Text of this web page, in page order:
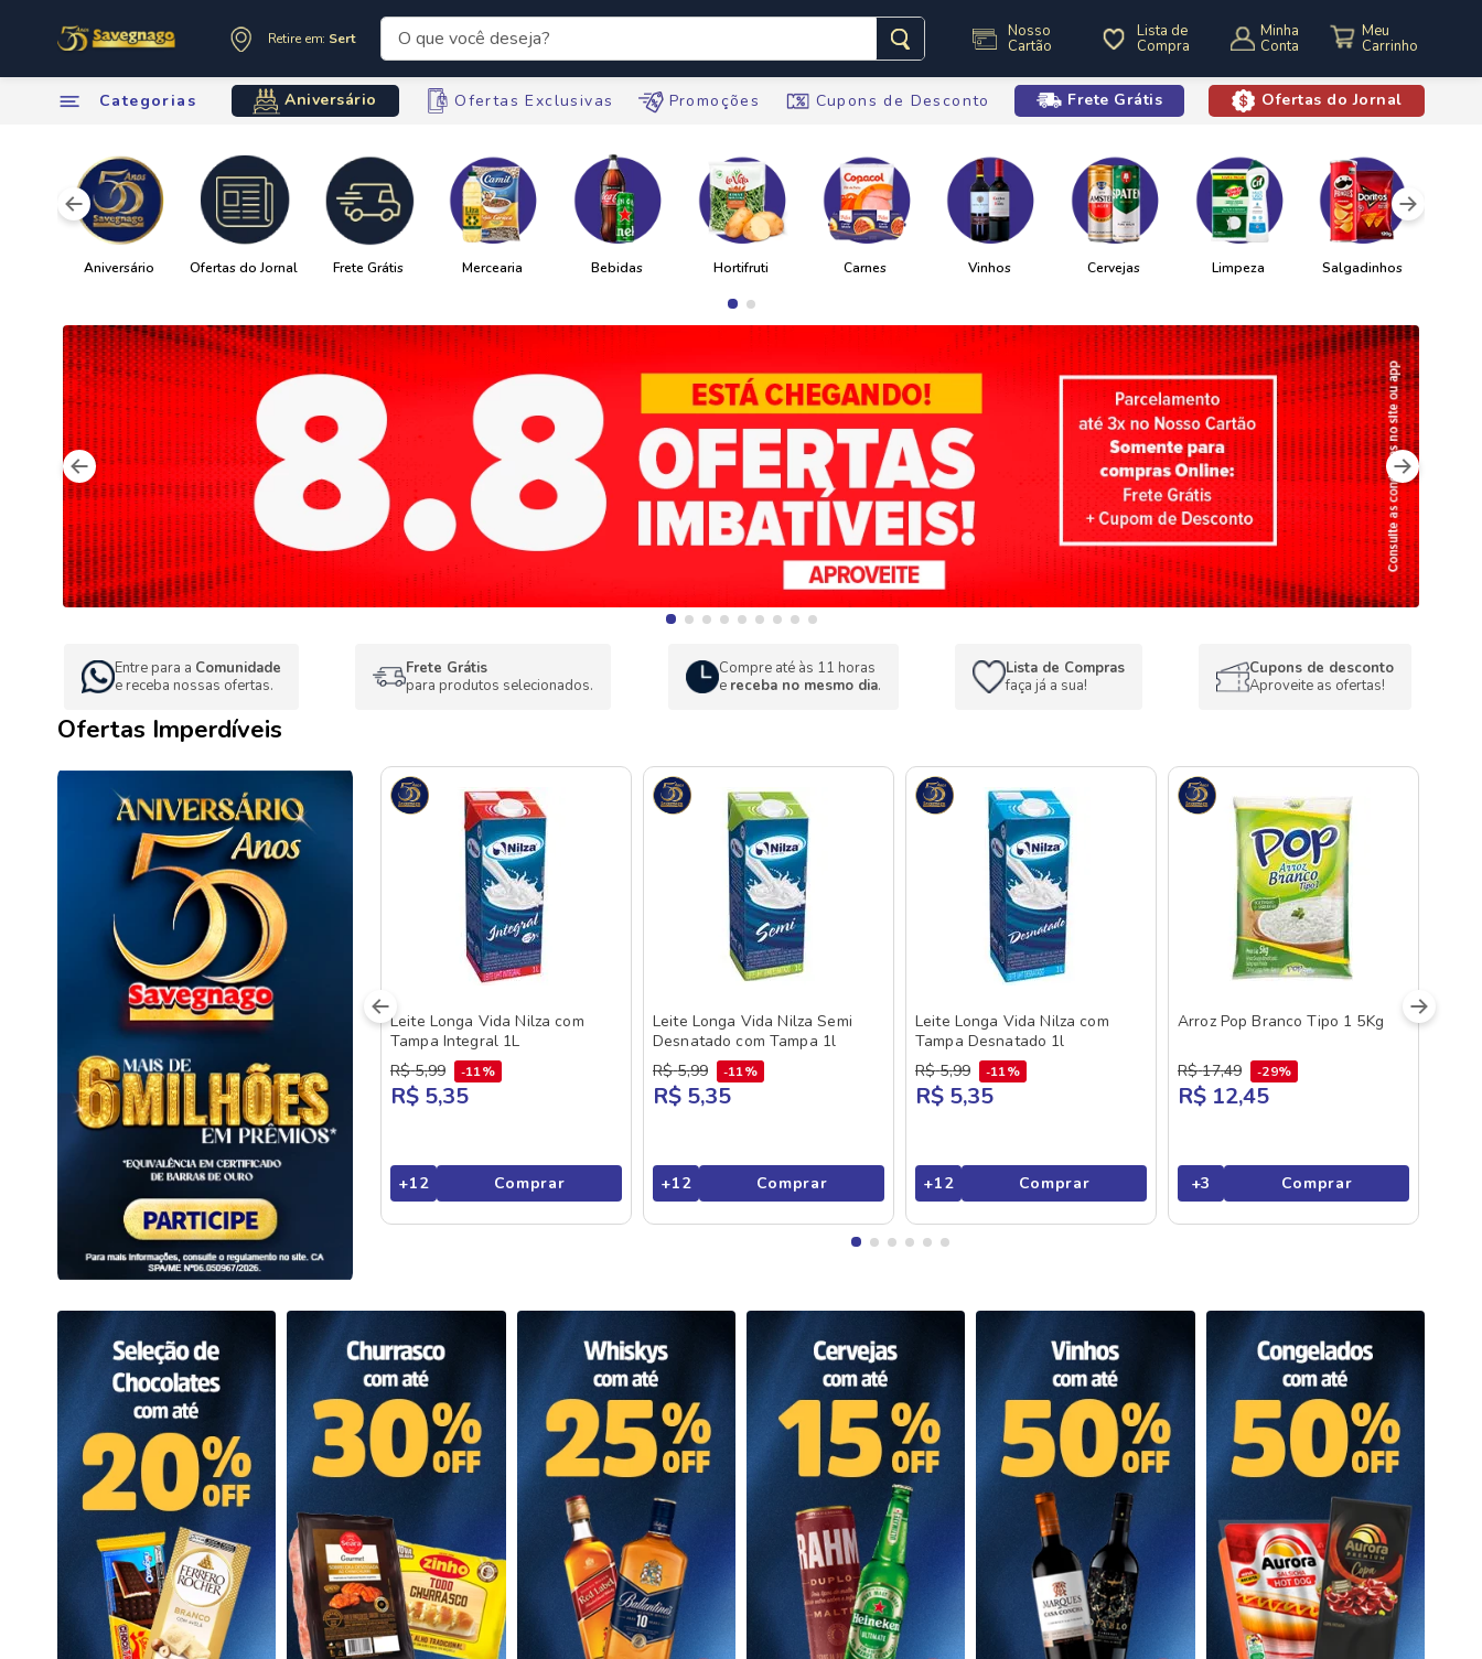
Retire em: Sertãozinho
O que você deseja? Nosso
Cartão
Lista de
Compra
Minha
Conta
Categorias Aniversário Ofertas Exclusivas Promoções Cupons de Desconto Frete Grátis Ofertas do Jornal
Entre para a Comunidade
e receba nossas ofertas.
Frete Grátis
para produtos selecionados.
Compre até às 11 horas
e receba no mesmo dia.
Lista de Compras
faça já a sua!
Cupons de desconto
Aproveite as ofertas!
Ofertas Imperdíveis
Leite Longa Vida Nilza com
Tampa Integral 1L
R$ 5,99 11%
R$ 5,35
+12 Comprar
Leite Longa Vida Nilza Semi
Desnatado com Tampa 1l
R$ 5,99 11%
R$ 5,35
+12 Comprar
Leite Longa Vida Nilza com
Tampa Desnatado 1l
R$ 5,99 11%
R$ 5,35
+12 Comprar
Arroz Pop Branco Tipo 1 5Kg
R$ 17,49 29%
R$ 12,45
+3 Comprar
Termos mais buscados
leite
3
cerveja
º
carne
5
arroz
6
sabonete
8 º
aniversario
9
leite integral
chocolate